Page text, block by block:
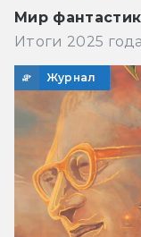
Мир
Итоги 2025
Журнал